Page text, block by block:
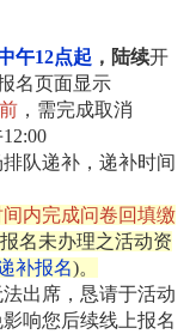
午12点起 ，陆续开
名页面显示
，需完成取消
队递补，递补时间
内完成问卷回填缴
名未办理之活动资
补报名)。
出席，恳请于活动
响您后续线上报名